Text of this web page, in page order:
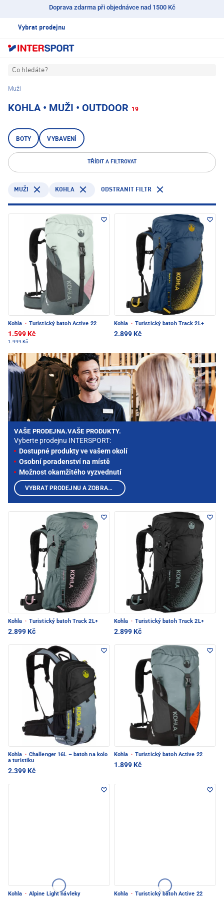
Doprava zdarma při objednávce nad 1500 Kč
Vybrat prodejnu
Co hledáte?
Muži
KOHLA • MUŽI • OUTDOOR 19
BOTY VYBAVENÍ
TŘÍDIT A FILTROVAT
MUŽI KOHLA ODSTRANIT FILTR
Kohla · Turistický batoh Active 22
1.599 Kč
1.999 Kč
Kohla · Turistický batoh Track 2L+
2.899 Kč
Kohla · Turistický batoh Track 2L+
2.899 Kč
Kohla · Turistický batoh Track 2L+
2.899 Kč
Kohla · Challenger 16L – batoh na kolo
a turistiku
2.399 Kč
Kohla · Turistický batoh Active 22
1.899 Kč
Kohla · Alpine Light návleky Kohla · Turistický batoh Active 22
VAŠE PRODEJNA.VAŠE PRODUKTY.
Vyberte prodejnu INTERSPORT:
Dostupné produkty ve vašem okolí
Osobní poradenství na místě
Možnost okamžitého vyzvednutí
VYBRAT PRODEJNU A ZOBRAZIT PRODUKTY